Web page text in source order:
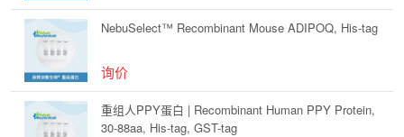
NebuSelect™ Recombinant Mouse ADIPOQ, His-tag
询价
重组人PPY蛋白 | Recombinant Human PPY Protein,
30-88aa, His-tag, GST-tag